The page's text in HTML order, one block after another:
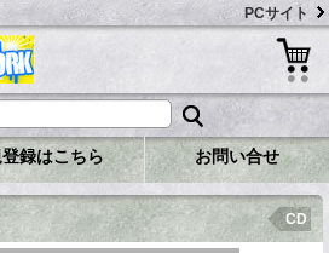
PCサイト
録はこちら お問い合せ
CD